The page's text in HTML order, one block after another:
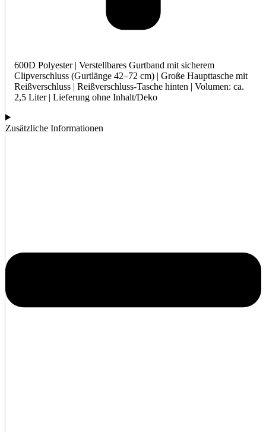
600D Polyester | Verstellbares Gurtband mit sicherem
Clipverschluss (Gurtlänge 42–72 cm) | Große Haupttasche mit
Reißverschluss | Reißverschluss-Tasche hinten | Volumen: ca.
2,5 Liter | Lieferung ohne Inhalt/Deko
Zusätzliche Informationen